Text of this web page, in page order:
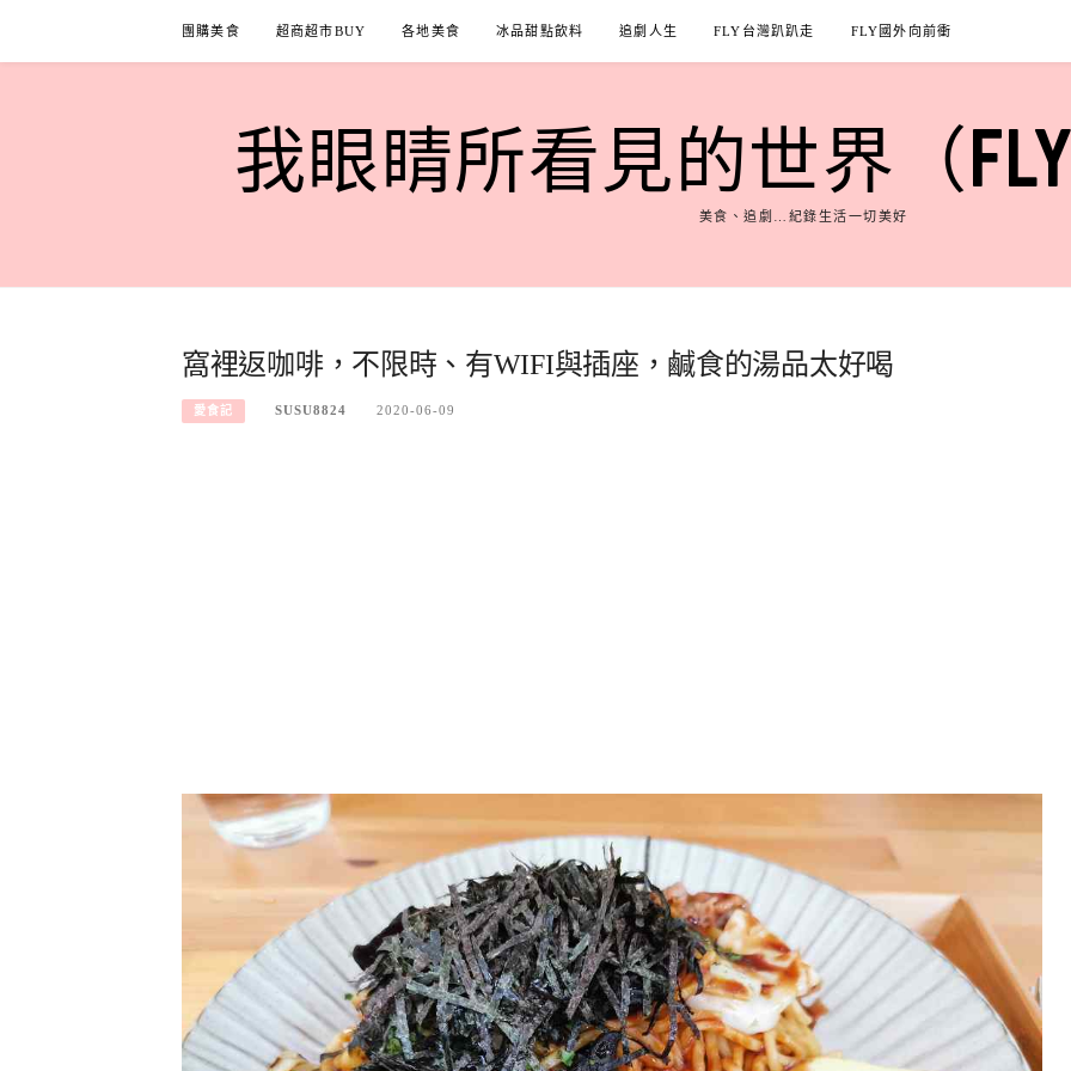
content
團購美食 超商超市BUY 各地美食 冰品甜點飲料 追劇人生 FLY台灣趴趴走 FLY國外向前衝
我眼睛所看見的世界（
美食、追劇…紀錄生活一切美好
窩裡返咖啡，不限時、有WIFI與插座，鹹食的湯品太好喝
愛食記 SUSU8824 2020-06-09